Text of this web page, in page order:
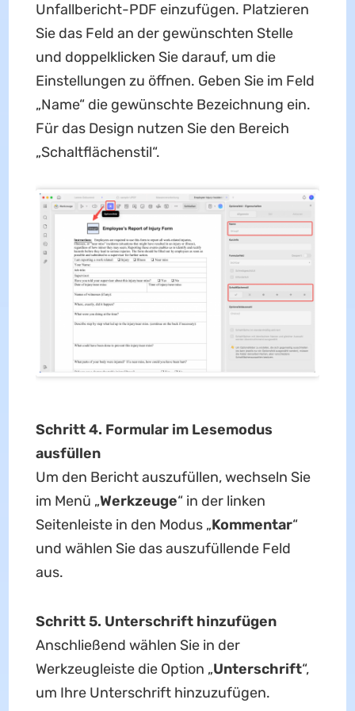
Unfallbericht-PDF einzufügen. Platzieren
Sie das Feld an der gewünschten Stelle
und doppelklicken Sie darauf, um die
Einstellungen zu öffnen. Geben Sie im Feld
„Name“ die gewünschte Bezeichnung ein.
Für das Design nutzen Sie den Bereich
„Schaltflächenstil“.
Schritt 4. Formular im Lesemodus
ausfüllen
Um den Bericht auszufüllen, wechseln Sie
im Menü „Werkzeuge“ in der linken
Seitenleiste in den Modus „Kommentar“
und wählen Sie das auszufüllende Feld
aus.
Schritt 5. Unterschrift hinzufügen
Anschließend wählen Sie in der
Werkzeugleiste die Option „Unterschrift“,
um Ihre Unterschrift hinzuzufügen.